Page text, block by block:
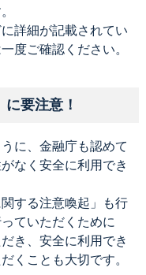
詳細が記載されてい
度ご確認ください。
に要注意！
に、金融庁も認めて
なく安全に利用でき
する注意喚起」も行
ていただくために
き、安全に利用でき
くことも大切です。